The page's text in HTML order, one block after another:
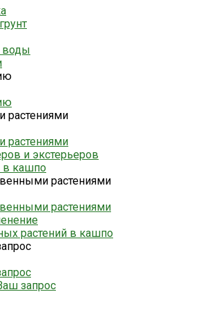
воды
растениями
растениями
и экстерьеров
в кашпо
растениями
растениями
растений в кашпо
запрос